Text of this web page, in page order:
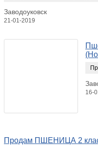
Заводоуковск
21-01-2019
16-
Продам ПШЕНИЦА 2